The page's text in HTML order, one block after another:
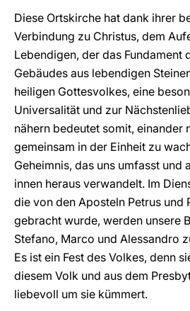
Diese Ortskirche hat dank ihrer
Verbindung zu Christus, dem
Lebendigen, der das Fundament
Gebäudes aus lebendigen
heiligen Gottesvolkes, eine
Universalität und zur
nähern bedeutet somit, einander
gemeinsam in der Einheit zu
Geheimnis, das uns umfasst und
innen heraus verwandelt. Im
die von den Aposteln Petrus und
gebracht wurde, werden unsere
Stefano, Marco und Alessandro
Es ist ein Fest des Volkes, denn
diesem Volk und aus dem
liebevoll um sie kümmert.